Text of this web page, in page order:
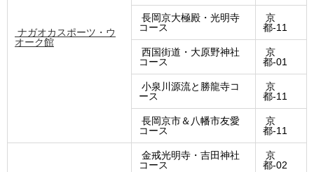
ナガオカスポーツ・ウ
オーク館
長岡京大極殿・光明寺
コース
京
都-11
西国街道・大原野神社
コース
京
都-01
小泉川源流と勝龍寺コ
ース
京
都-11
長岡京市＆八幡市友愛
コース
京
都-11
金戒光明寺・吉田神社
コース
京
都-02